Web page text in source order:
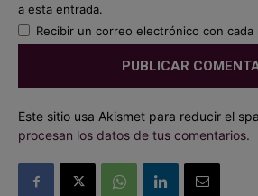
a esta entrada.
Recibir un correo electrónico con cada
Este sitio usa Akismet para reducir el
procesan los datos de tus comentarios.